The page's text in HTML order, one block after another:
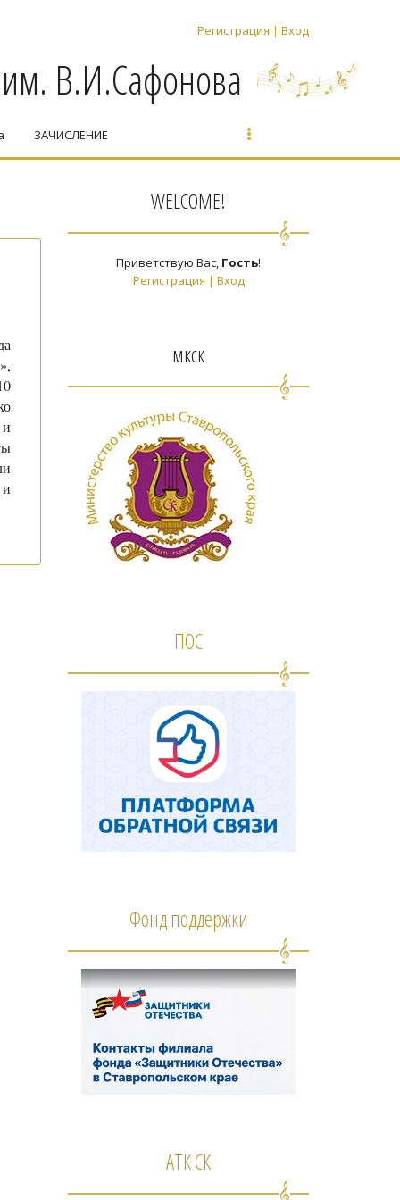
Регистрация | Вход
им. В.И.Сафонова
ЗАЧИСЛЕНИЕ
WELCOME!
Приветствую Вас, Гость!
Регистрация | Вход
мкск
ПОС
Фонд поддержки
АТК СК